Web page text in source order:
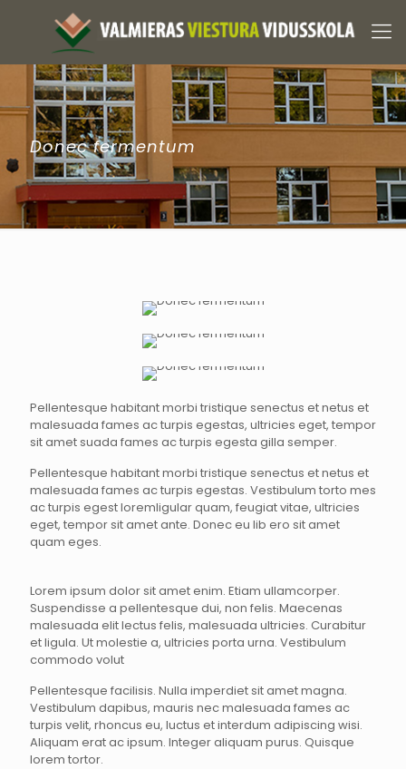
Donec fermentum
Pellentesque habitant morbi tristique senectus et netus et
malesuada fames ac turpis egestas, ultricies eget, tempor
sit amet suada fames ac turpis egesta gilla semper.
Pellentesque habitant morbi tristique senectus et netus et
malesuada fames ac turpis egestas. Vestibulum torto mes
ac turpis egest loremligular quam, feugiat vitae, ultricies
eget, tempor sit amet ante. Donec eu lib ero sit amet
quam eges.
Lorem ipsum dolor sit amet enim. Etiam ullamcorper.
Suspendisse a pellentesque dui, non felis. Maecenas
malesuada elit lectus felis, malesuada ultricies. Curabitur
et ligula. Ut molestie a, ultricies porta urna. Vestibulum
commodo volut
Pellentesque facilisis. Nulla imperdiet sit amet magna.
Vestibulum dapibus, mauris nec malesuada fames ac
turpis velit, rhoncus eu, luctus et interdum adipiscing wisi.
Aliquam erat ac ipsum. Integer aliquam purus. Quisque
lorem tortor.